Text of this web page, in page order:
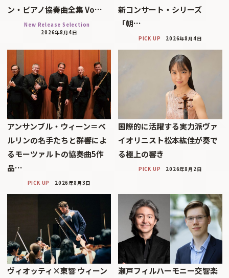
ン・ピアノ協奏曲全集 Vo…
New Release Selection
2026年8月4日
新コンサート・シリーズ
「朝…
PICK UP 2026年8月4日
アンサンブル・ウィーン＝ベ
ルリンの名手たちと群響によ
るモーツァルトの協奏曲5作
品…
PICK UP 2026年8月3日
国際的に活躍する実力派ヴァ
イオリニスト松本紘佳が奏で
る極上の響き
PICK UP 2026年8月2日
ヴィオッティ×東響 ウィーン
瀬戸フィルハーモニー交響楽